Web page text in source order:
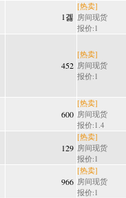
1곓
[热卖]
房间现货
报价:1
452
[热卖]
房间现货
报价:1
600
[热卖]
房间现货
报价:1.4
129
[热卖]
房间现货
报价:1
966
[热卖]
房间现货
报价:1